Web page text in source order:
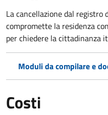
La cancellazione dal registro
compromette la residenza
per chiedere la cittadinanza
Moduli da compilare e
Costi